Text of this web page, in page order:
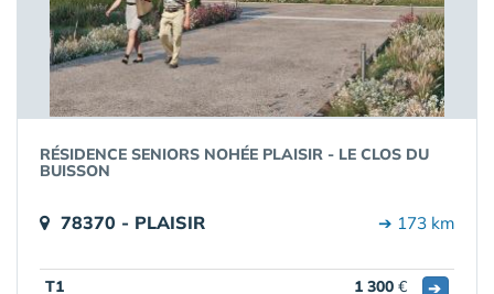
RÉSIDENCE SENIORS NOHÉE PLAISIR - LE CLOS DU
BUISSON
78370 - PLAISIR ➔ 173 km
T1 1 300 € ➔